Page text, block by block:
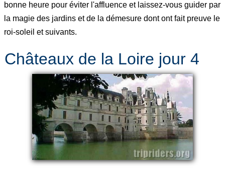
bonne heure pour éviter l'affluence et laissez-vous guider par
la magie des jardins et de la démesure dont ont fait preuve le
roi-soleil et suivants.
Châteaux de la Loire jour 4